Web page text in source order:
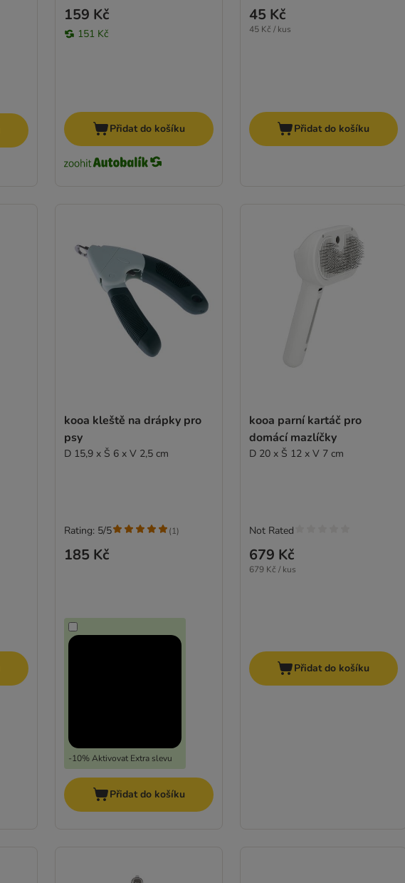
159 Kč
151 Kč
Přidat do košíku
45 Kč
45 Kč / kus
Přidat do košíku
kooa kleště na drápky pro
psy
D 15,9 x Š 6 x V 2,5 cm
185 Kč
-10% Aktivovat Extra slevu
Rating: 5/5 (1)
Přidat do košíku
kooa parní kartáč pro
domácí mazlíčky
D 20 x Š 12 x V 7 cm
679 Kč
679 Kč / kus
Not Rated
Přidat do košíku